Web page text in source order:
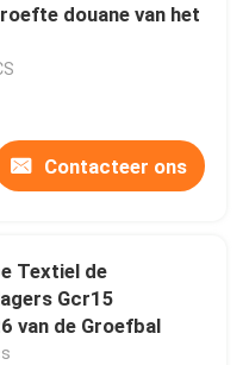
douane van het
Contacteer ons
Textiel de
Gcr15
van de Groefbal